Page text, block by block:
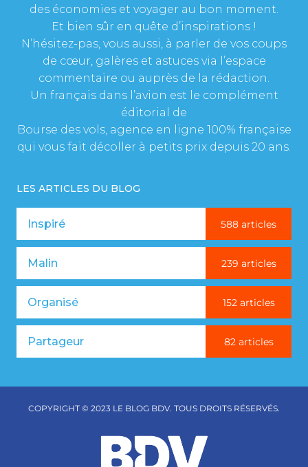
des économies et voyager au bon moment.
Et bien sûr en quête d’inspirations !
N’hésitez-pas, vous aussi, à parler de vos coups
de cœur, galères et astuces via l’espace
commentaire ou auprès de la rédaction.
Un français dans l’avion est le complément
éditorial de
Bourse des vols, agence en ligne 100% française
qui vous fait décoller à petits prix depuis 20 ans.
LES ARTICLES DU BLOG
Inspiré 588 articles
Malin 239 articles
Organisé 152 articles
Partageur 82 articles
COPYRIGHT © 2023 LE BLOG BDV. TOUS DROITS RÉSERVÉS.